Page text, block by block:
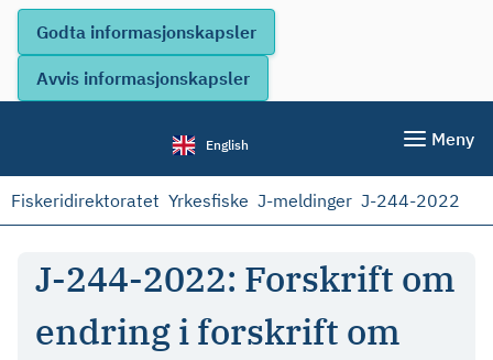
English Meny
Fiskeridirektoratet Yrkesfiske J-meldinger J-244-2022
J-244-2022: Forskrift om
endring i forskrift om